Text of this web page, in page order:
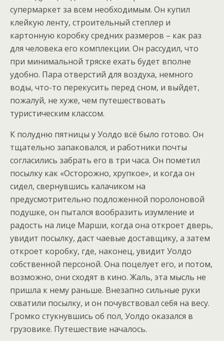
супермаркет за всем необходимым. Он купил
клейкую ленту, строительный степлер и
картонную коробку средних размеров – как раз
для человека его комплекции. Он рассудил, что
при минимальной тряске ехать будет вполне
удобно. Пара отверстий для воздуха, немного
воды, что-то перекусить перед сном, и выйдет,
пожалуй, не хуже, чем путешествовать
туристическим классом.
К полудню пятницы у Уолдо всё было готово. Он
тщательно запаковался, и работники почты
согласились забрать его в три часа. Он пометил
посылку как «Осторожно, хрупкое», и когда он
сидел, свернувшись калачиком на
предусмотрительно подложенной поролоновой
подушке, он пытался вообразить изумление и
радость на лице Марши, когда она откроет дверь,
увидит посылку, даст чаевые доставщику, а затем
откроет коробку, где, наконец, увидит Уолдо
собственной персоной. Она поцелует его, и потом,
возможно, они сходят в кино. Жаль, эта мысль не
пришла к нему раньше. Внезапно сильные руки
схватили посылку, и он почувствовал себя на весу.
Громко стукнувшись об пол, Уолдо оказался в
грузовике. Путешествие началось.